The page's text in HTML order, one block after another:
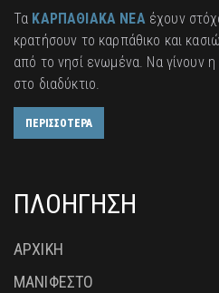
Τα ΚΑΡΠΑΘΙΑΚΑ ΝΕΑέχουν
κρατήσουν το καρπάθικο και
από το νησί ενωμένα. Να γίνουν
στο διαδύκτιο.
ΠΕΡΙΣΣΟΤΕΡΑ
ΠΛΟΗΓΗΣΗ
ΑΡΧΙΚΗ
ΜΑΝΙΦΕΣΤΟ